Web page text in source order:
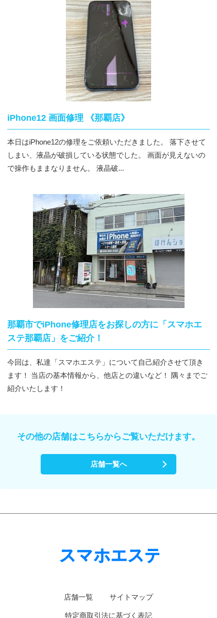
iPhone12 画面修理 《那覇店》
本日はiPhone12の修理をご依頼いただきました。 落下させて
しまい、液晶が破損している状態でした。 画面が見えないの
で操作もままなりません。 液晶破...
那覇市でiPhone修理店をお探しの方に「スマホエ
ステ那覇店」をご紹介！
今回は、私達「スマホエステ」について自己紹介させて頂き
ます！ 当店の基本情報から、他店との違いなど！ 隅々までご
紹介いたします！
その他の店舗はこちらからご覧いただけます。
店舗一覧へ
店舗一覧 サイトマップ
特定商取引法に基づく表記